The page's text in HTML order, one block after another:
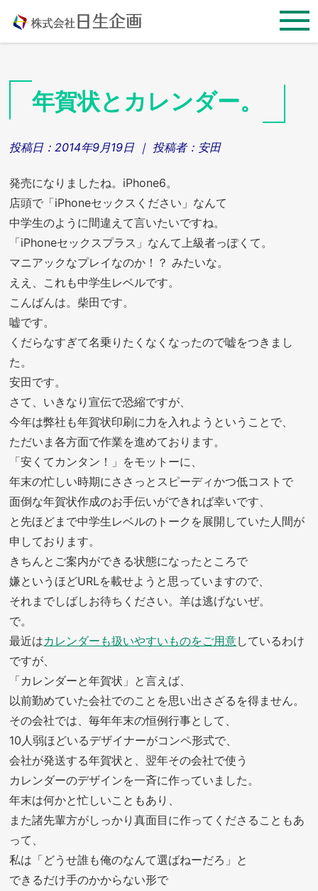
content
年賀状とカレンダー。
投稿日： 2014年9月19日 ｜ 投稿者： 安田
発売になりましたね。iPhone6。
店頭で「iPhoneセックスください」なんて
中学生のように間違えて言いたいですね。
「iPhoneセックスプラス」なんて上級者っぽくて。
マニアックなプレイなのか！？ みたいな。
ええ、これも中学生レベルです。
こんばんは。柴田です。
嘘です。
くだらなすぎて名乗りたくなくなったので嘘をつきまし
た。
安田です。
さて、いきなり宣伝で恐縮ですが、
今年は弊社も年賀状印刷に力を入れようということで、
ただいま各方面で作業を進めております。
「安くてカンタン！」をモットーに、
年末の忙しい時期にささっとスピーディかつ低コストで
面倒な年賀状作成のお手伝いができれば幸いです、
と先ほどまで中学生レベルのトークを展開していた人間が
申しております。
きちんとご案内ができる状態になったところで
嫌というほどURLを載せようと思っていますので、
それまでしばしお待ちください。羊は逃げないぜ。
で。
最近はカレンダーも扱いやすいものをご用意しているわけ
ですが、
「カレンダーと年賀状」と言えば、
以前勤めていた会社でのことを思い出さざるを得ません。
その会社では、毎年年末の恒例行事として、
10人弱ほどいるデザイナーがコンペ形式で、
会社が発送する年賀状と、翌年その会社で使う
カレンダーのデザインを一斉に作っていました。
年末は何かと忙しいこともあり、
また諸先輩方がしっかり真面目に作ってくださることもあ
って、
私は「どうせ誰も俺のなんて選ばねーだろ」と
できるだけ手のかからない形で